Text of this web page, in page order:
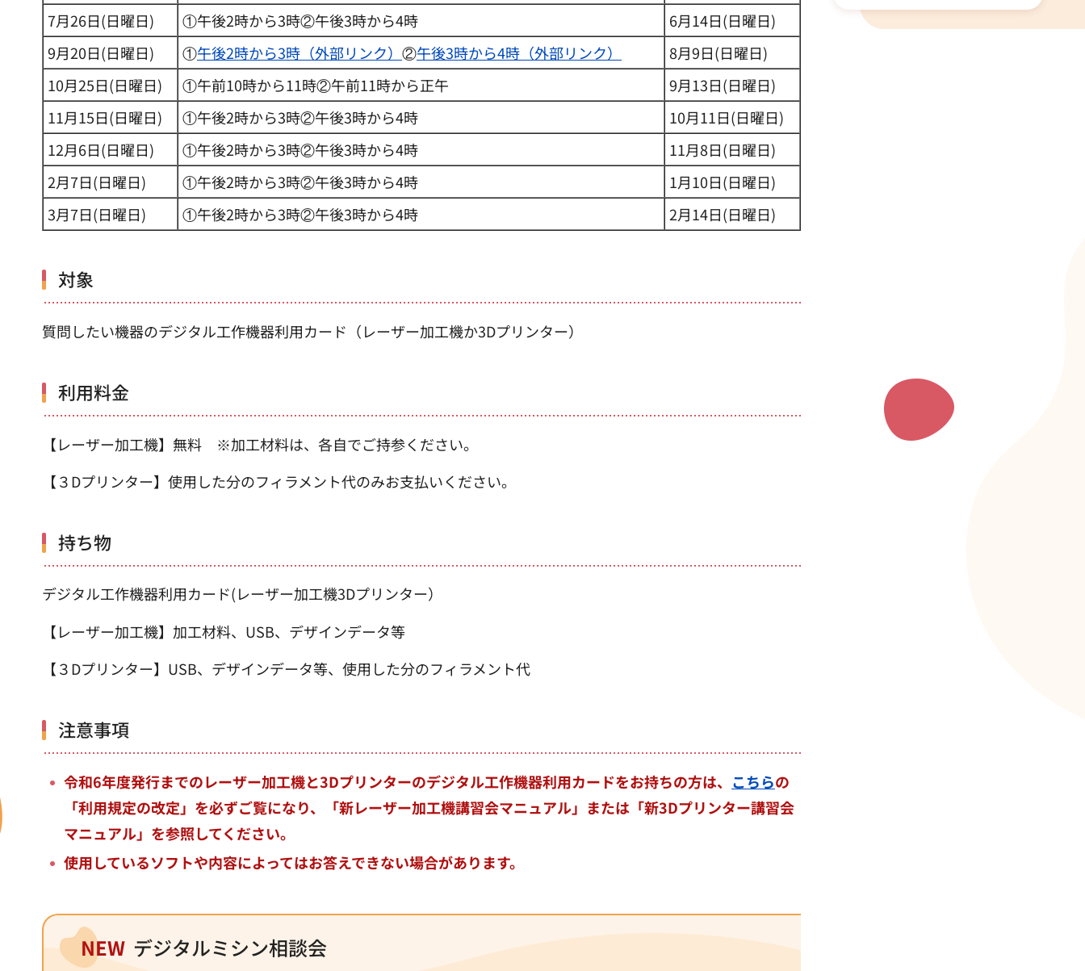
7月26日(日曜日)
①午後2時から3時②午後3時から4時
6月14日(日曜日)
9月20日(日曜日)
①午後2時から3時（外部リンク） ②午後3時から4時（外部リンク）
8月9日(日曜日)
10月25日(日曜日)
①午前10時から11時②午前11時から正午
9月13日(日曜日)
11月15日(日曜日)
①午後2時から3時②午後3時から4時
10月11日(日曜日)
12月6日(日曜日)
①午後2時から3時②午後3時から4時
11月8日(日曜日)
2月7日(日曜日)
①午後2時から3時②午後3時から4時
1月10日(日曜日)
3月7日(日曜日)
①午後2時から3時②午後3時から4時 2月14日(日曜日)
対象
質問したい機器のデジタル工作機器利用カード（レーザー加工機か3Dプリンター）
利用料金
【レーザー加工機】無料 ※加工材料は、各自でご持参ください。
【３Dプリンター】使用した分のフィラメント代のみお支払いください。
持ち物
デジタル工作機器利用カード(レーザー加工機3Dプリンター）
【レーザー加工機】加工材料、USB、デザインデータ等
【３Dプリンター】USB、デザインデータ等、使用した分のフィラメント代
注意事項
令和6年度発行までのレーザー加工機と3Dプリンターのデジタル工作機器利用カードをお持ちの方は、 こちらの
「利用規定の改定」を必ずご覧になり、「新レーザー加工機講習会マニュアル」または「新3Dプリンター講習会
マニュアル」を参照してください。
使用しているソフトや内容によってはお答えできない場合があります。
NEW デジタルミシン相談会